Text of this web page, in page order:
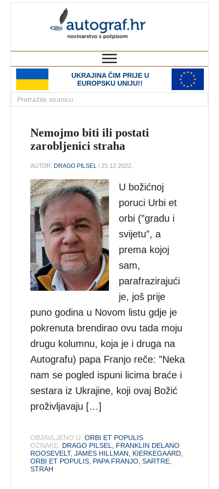
UKRAJINA ČIM PRIJE U
EUROPSKU UNIJU!!
Nemojmo biti ili postati
zarobljenici straha
AUTOR: DRAGO PILSEL / 25.12.2022.
U božićnoj
poruci Urbi et
orbi (”gradu i
svijetu”, a
prema kojoj
sam,
parafrazirajući
je, još prije
puno godina u Novom listu gdje je
pokrenuta brendirao ovu tada moju
drugu kolumnu, koja je i druga na
Autografu) papa Franjo reče: ”Neka
nam se pogled ispuni licima braće i
sestara iz Ukrajine, koji ovaj Božić
proživljavaju […]
OBJAVLJENO U: ORBI ET POPULIS
OZNAKE: DRAGO PILSEL
FRANKLIN DELANO
ROOSEVELT,JAMES HILLMAN KIERKEGAARD
ORBI ET POPULIS PAPA FRANJO ,SARTRE
STRAH